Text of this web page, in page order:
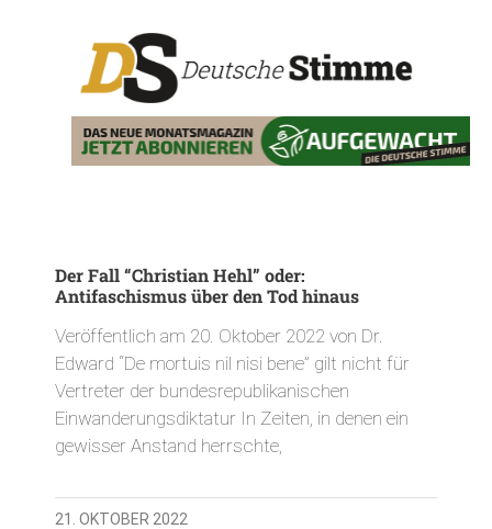
Der Fall “Christian Hehl” oder:
Antifaschismus über den Tod hinaus
Veröffentlich am 20. Oktober 2022 von Dr.
Edward “De mortuis nil nisi bene” gilt nicht für
Vertreter der bundesrepublikanischen
Einwanderungsdiktatur In Zeiten, in denen ein
gewisser Anstand herrschte,
21. OKTOBER 2022